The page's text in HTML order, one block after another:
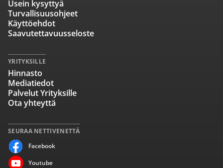
SEURAA NETTIVENETTÄ
Facebook
Youtube
Usein kysyttyä
Turvallisuusohjeet
Käyttöehdot
Saavutettavuusseloste
YRITYKSILLE
Hinnasto
Mediatiedot
Palvelut Yrityksille
Ota yhteyttä